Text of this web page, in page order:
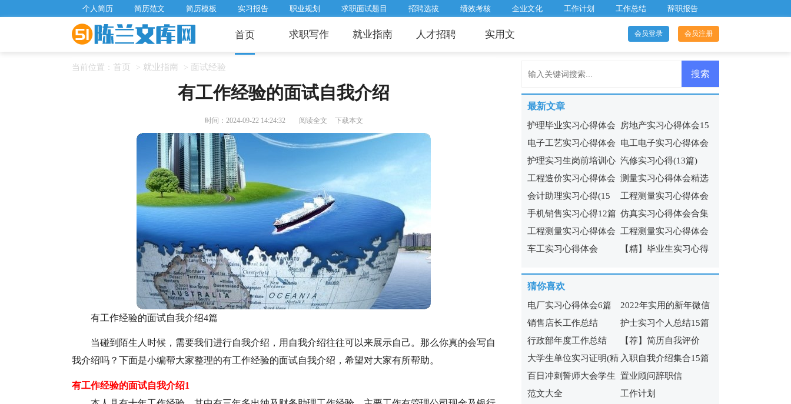
个人简历 简历范文 简历模板 实习报告 职业规划 求职面试题目 招聘选拔 绩效考核 企业文化 工作计划 工作总结 辞职报告
首页 求职写作 就业指南 人才招聘 实用文 会员登录 会员注册
当前位置： 首页 > 就业指南 > 面试经验
有工作经验的面试自我介绍
时间：2024-09-22 14:24:32 阅读全文 下载本文
有工作经验的面试自我介绍4篇
当碰到陌生人时候，需要我们进行自我介绍，用自我介绍往往可以来展示自己。那么你真的会写自
我介绍吗？下面是小编帮大家整理的有工作经验的面试自我介绍，希望对大家有所帮助。
有工作经验的面试自我介绍1
最新文章
护理毕业实习心得体会
15篇
房地产实习心得体会15
篇
电子工艺实习心得体会
(集合11篇)
电工电子实习心得体会
13篇
护理实习生岗前培训心
得体会5篇
汽修实习心得(13篇)
工程造价实习心得体会
合集15篇
测量实习心得体会精选
15篇
会计助理实习心得(15
篇)
工程测量实习心得体会
精选15篇
手机销售实习心得12篇 仿真实习心得体会合集
13篇
工程测量实习心得体会
(集锦15篇)
工程测量实习心得体会
汇编15篇
车工实习心得体会
【精】毕业生实习心得
猜你喜欢
电厂实习心得体会6篇
2022年实用的新年微信
祝福语65句
销售店长工作总结
护士实习个人总结15篇
行政部年度工作总结
【荐】简历自我评价
大学生单位实习证明(精
选15篇)
入职自我介绍集合15篇
百日冲刺誓师大会学生
发言稿
置业顾问辞职信
范文大全
工作计划